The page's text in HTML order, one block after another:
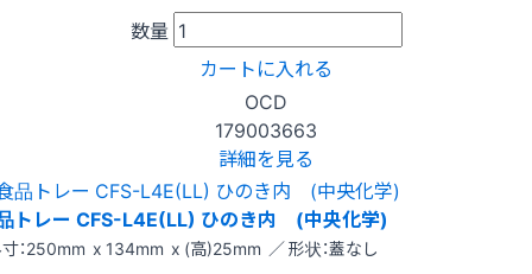
数量
カートに入れる
OCD
179003663
詳細を見る
トレー CFS-L4E(LL) ひのき内 (中央化学)
：250mm x 134mm x (高)25mm ／ 形状：蓋なし